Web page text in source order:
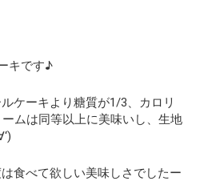
キです♪
ケーキより糖質が1/3、カロリ
ムは同等以上に美味いし、生地
食べて欲しい美味しさでしたー